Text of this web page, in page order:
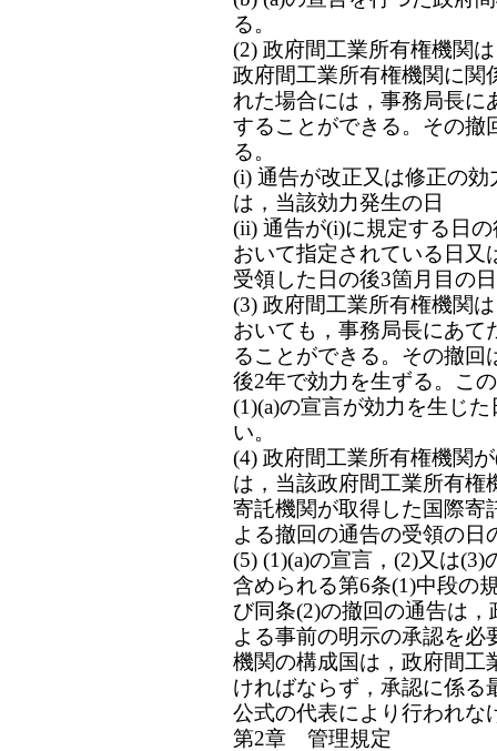
る。
(2) 政府間工業所有権機関
政府間工業所有権機関に関
れた場合には，事務局長に
することができる。その撤
る。
(i) 通告が改正又は修正の
は，当該効力発生の日
(ii) 通告が(i)に規定する日
おいて指定されている日又
受領した日の後3箇月目の日
(3) 政府間工業所有権機関
おいても，事務局長にあて
ることができる。その撤
後2年で効力を生ずる。こ
(1)(a)の宣言が効力を生じ
い。
(4) 政府間工業所有権機関
は，当該政府間工業所有権
寄託機関が取得した国際寄
よる撤回の通告の受領の日
(5) (1)(a)の宣言，(2)又は
含められる第6条(1)中段の
び同条(2)の撤回の通告は
よる事前の明示の承認を
機関の構成国は，政府間工
ければならず，承認に係る
公式の代表により行われな
第2章 管理規定